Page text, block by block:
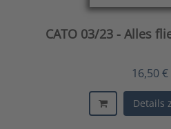
CATO 03/23 - Alles
16,50
Details